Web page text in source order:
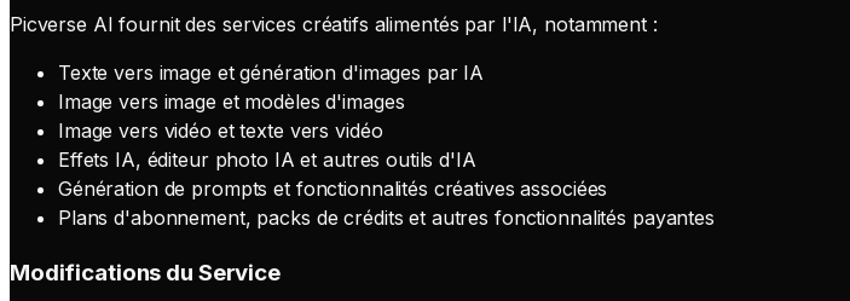
Picverse AI fournit des services créatifs alimentés par l'IA, notamment :
Texte vers image et génération d'images par IA
Image vers image et modèles d'images
Image vers vidéo et texte vers vidéo
Effets IA, éditeur photo IA et autres outils d'IA
Génération de prompts et fonctionnalités créatives associées
Plans d'abonnement, packs de crédits et autres fonctionnalités payantes
Modifications du Service